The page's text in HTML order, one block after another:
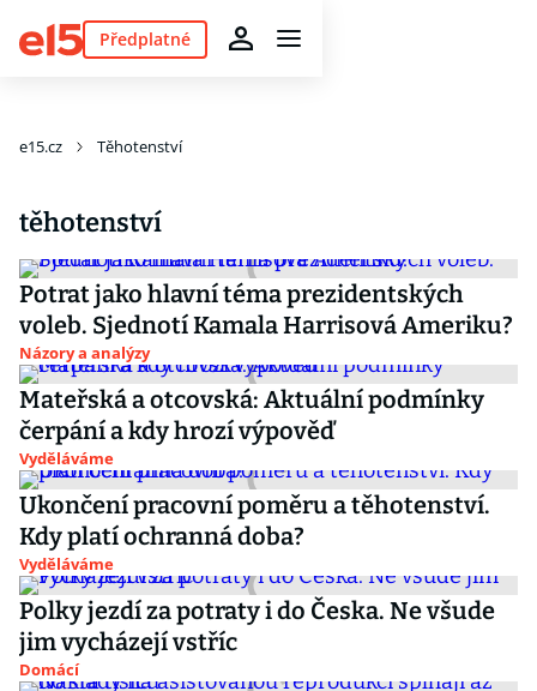
Předplatné
e15.cz Těhotenství
těhotenství
Potrat jako hlavní téma prezidentských
voleb. Sjednotí Kamala Harrisová Ameriku?
Názory a analýzy
Mateřská a otcovská: Aktuální podmínky
čerpání a kdy hrozí výpověď
Vyděláváme
Ukončení pracovní poměru a těhotenství.
Kdy platí ochranná doba?
Vyděláváme
Polky jezdí za potraty i do Česka. Ne všude
jim vycházejí vstříc
Domácí